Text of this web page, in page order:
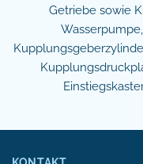
Getriebe sowie